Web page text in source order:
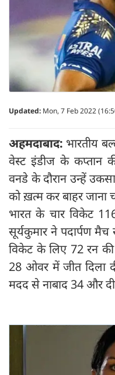
Updated: Mon, 7 Feb 2022
अहमदाबाद: भारतीय
वेस्ट इंडीज के कप्तान
वनडे के दौरान उन्हें
को ख़त्म कर बाहर जाना
भारत के चार विकेट
सूर्यकुमार ने पदार्पण
विकेट के लिए 72 रन की
28 ओवर में जीत दिला
मदद से नाबाद 34 और